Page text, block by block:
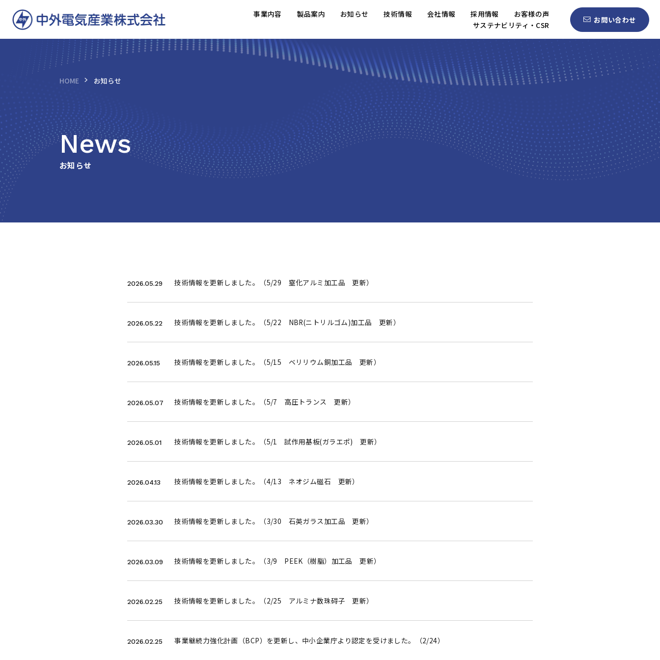
事業内容 製品案内 お知らせ 技術情報 会社情報 採用情報
お客様の声
サステナビリティ・CSR
お問い合わせ
HOME お知らせ
News
お知らせ
2026.05.29 技術情報を更新しました。（5/29 窒化アルミ加工品 更新）
2026.05.22 技術情報を更新しました。（5/22 NBR(ニトリルゴム)加工品 更新）
2026.05.15 技術情報を更新しました。（5/15 ベリリウム銅加工品 更新）
2026.05.07 技術情報を更新しました。（5/7 高圧トランス 更新）
2026.05.01 技術情報を更新しました。（5/1 試作用基板(ガラエポ) 更新）
2026.04.13 技術情報を更新しました。（4/13 ネオジム磁石 更新）
2026.03.30 技術情報を更新しました。（3/30 石英ガラス加工品 更新）
2026.03.09 技術情報を更新しました。（3/9 PEEK（樹脂）加工品 更新）
2026.02.25 技術情報を更新しました。（2/25 アルミナ数珠碍子 更新）
2026.02.25 事業継続力強化計画（BCP）を更新し、中小企業庁より認定を受けました。（2/24）